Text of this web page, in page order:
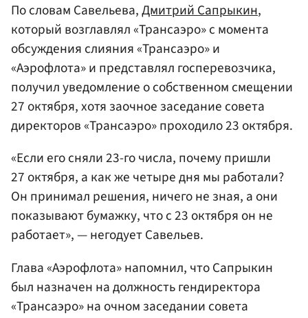
По словам Савельева,Дмитрий Сапрыкин,
который возглавлял «Трансаэро» с момента
обсуждения слияния «Трансаэро» и
«Аэрофлота» и представлял госперевозчика,
получил уведомление о собственном смещении
27 октября, хотя заочное заседание совета
директоров «Трансаэро» проходило 23 октября.
«Если его сняли 23-го числа, почему пришли
27 октября, а как же четыре дня мы работали?
Он принимал решения, ничего не зная, а они
показывают бумажку, что с 23 октября он не
работает», — негодует Савельев.
Глава «Аэрофлота» напомнил, что Сапрыкин
был назначен на должность гендиректора
«Трансаэро» на очном заседании совета